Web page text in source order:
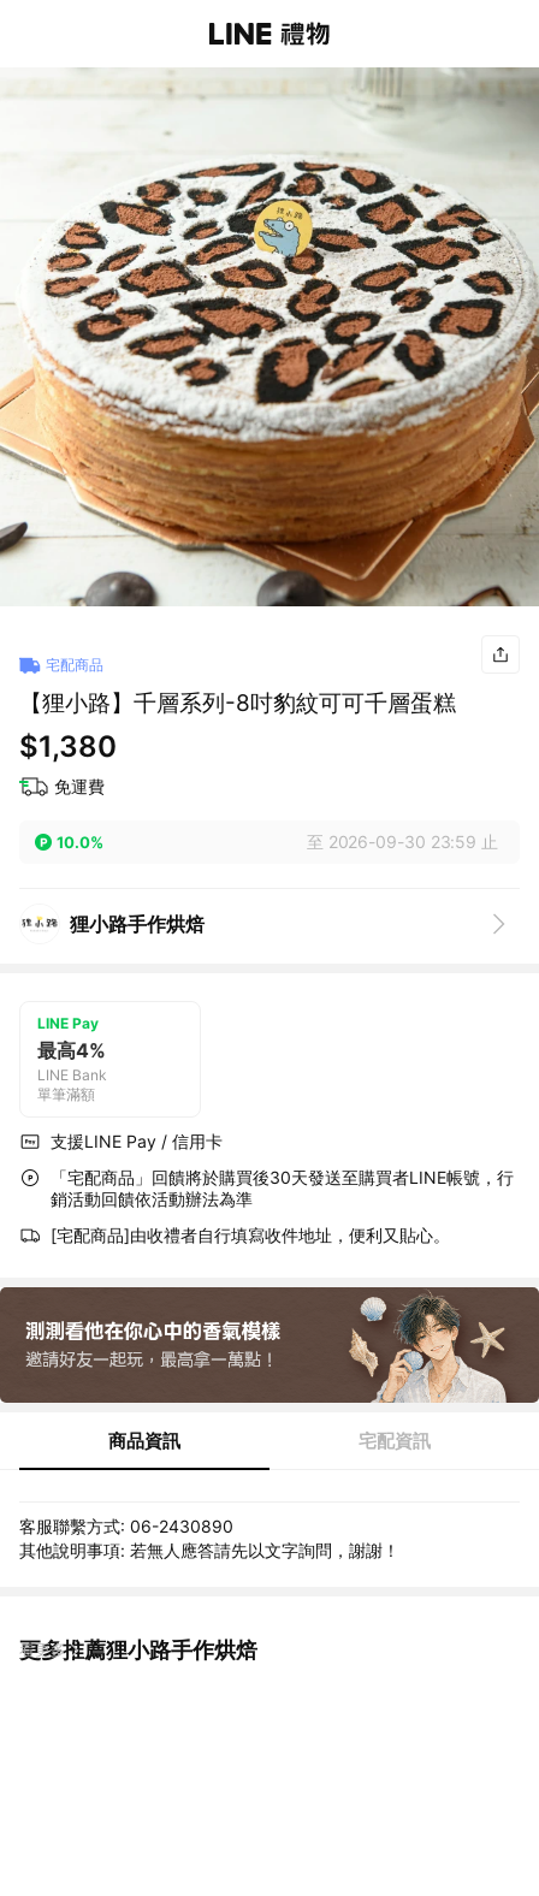
宅配商品
【狸小路】千層系列-8吋豹紋可可千層蛋糕
$1,380
免運費
10.0% 至 2026-09-30 23:59 止
狸小路手作烘焙
LINE Pay
最高4%
LINE Bank
單筆滿額
支援LINE Pay / 信用卡
「宅配商品」回饋將於購買後30天發送至購買者LINE帳號，行
銷活動回饋依活動辦法為準
[宅配商品]由收禮者自行填寫收件地址，便利又貼心。
商品資訊 宅配資訊
客服聯繫方式: 06-2430890
其他說明事項: 若無人應答請先以文字詢問，謝謝！
更多推薦狸小路手作烘焙
看更多